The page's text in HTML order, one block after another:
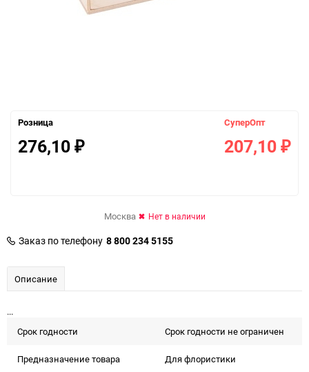
Розница
276,10 ₽
СуперОпт
207,10 ₽
Москва Нет в наличии
Заказ по телефону 8 800 234 5155
Описание
...
Срок годности
Срок годности не ограничен
Предназначение товара Для флористики